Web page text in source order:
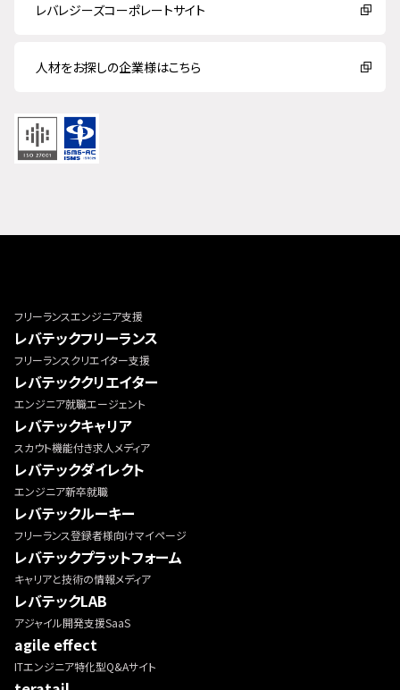
レバレジーズコーポレートサイト
人材をお探しの企業様はこちら
フリーランスエンジニア支援
レバテックフリーランス
フリーランスクリエイター支援
レバテッククリエイター
エンジニア就職エージェント
レバテックキャリア
スカウト機能付き求人メディア
レバテックダイレクト
エンジニア新卒就職
レバテックルーキー
フリーランス登録者様向けマイページ
レバテックプラットフォーム
キャリアと技術の情報メディア
レバテックLAB
アジャイル開発支援SaaS
agile effect
ITエンジニア特化型Q&Aサイト